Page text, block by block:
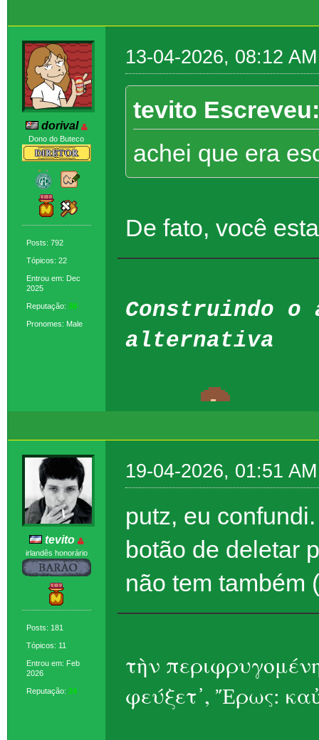
dorival
Dono do Buteco
Posts: 792
Tópicos: 22
Entrou em: Dec
2025
Reputação: 38
Pronomes: Male
13-04-2026, 08:12 AM
tevito Escreveu:
achei que era
De fato, você
Construindo o
alternativa
tevito
irlandês honorário
Posts: 181
Tópicos: 11
Entrou em: Feb
2026
Reputação: 24
19-04-2026, 01:51 AM
putz, eu
botão de deletar
não tem também
τὴν
φεύξετ᾽, Ἔρως: